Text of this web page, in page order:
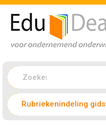
Rubriekenindeling gids